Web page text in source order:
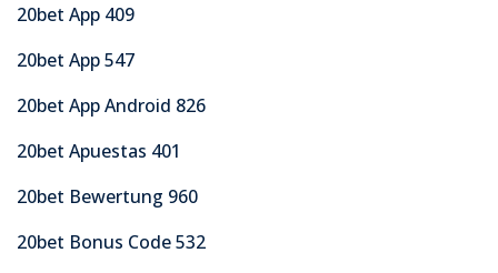
20bet App 409
20bet App 547
20bet App Android 826
20bet Apuestas 401
20bet Bewertung 960
20bet Bonus Code 532